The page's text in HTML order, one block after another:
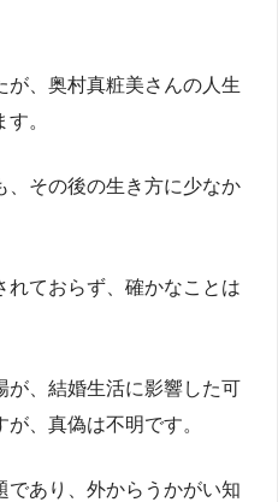
が、奥村真粧美さんの人生
。
、その後の生き方に少なか
れておらず、確かなことは
が、結婚生活に影響した可
、真偽は不明です。
であり、外からうかがい知